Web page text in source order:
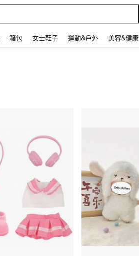
箱包 女士鞋子 運動&戶外 美容&健康